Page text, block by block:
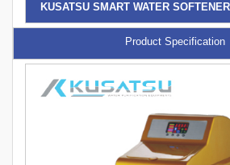
KUSATSU SMART WATER
Product Specification